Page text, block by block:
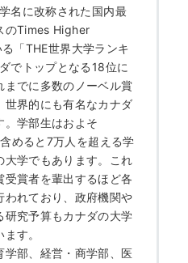
名に改称された国内最
のTimes Higher
「THE世界大学ランキ
でトップとなる18位に
までに多数のノーベル賞
世界的にも有名なカナダ
。学部生はおよそ
めると7万人を超える学
大学でもあります。これ
受賞者を輩出するほど各
われており、政府機関や
研究予算もカナダの大学
す。
学部、経営・商学部、医